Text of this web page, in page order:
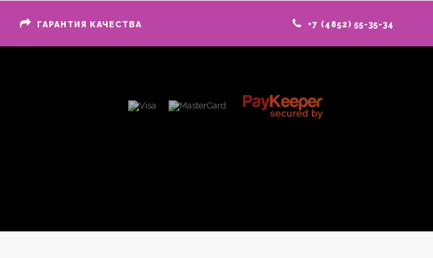
ГАРАНТИЯ КАЧЕСТВА +7 (4852) 55-35-34